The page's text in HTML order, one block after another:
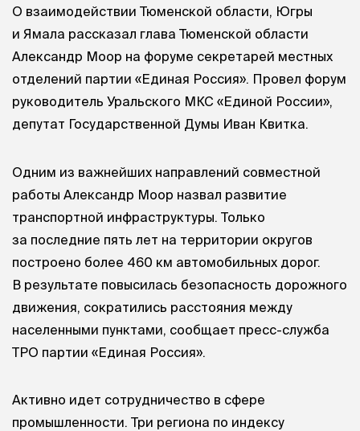
О взаимодействии Тюменской области, Югры
и Ямала рассказал глава Тюменской области
Александр Моор на форуме секретарей местных
отделений партии «Единая Россия». Провел форум
руководитель Уральского МКС «Единой России»,
депутат Государственной Думы Иван Квитка.
Одним из важнейших направлений совместной
работы Александр Моор назвал развитие
транспортной инфраструктуры. Только
за последние пять лет на территории округов
построено более 460 км автомобильных дорог.
В результате повысилась безопасность дорожного
движения, сократились расстояния между
населенными пунктами, сообщает пресс-служба
ТРО партии «Единая Россия».
Активно идет сотрудничество в сфере
промышленности. Три региона по индексу